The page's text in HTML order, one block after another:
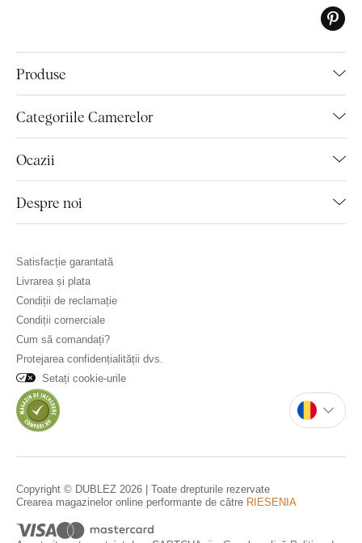
Produse
Categoriile Camerelor
Ocazii
Despre noi
Satisfacție garantată
Livrarea și plata
Condiții de reclamație
Condiții comerciale
Cum să comandați?
Protejarea confidențialității dvs.
Setați cookie-urile
Copyright © DUBLEZ 2026 | Toate drepturile rezervate
Crearea magazinelor online performante de către RIESENIA